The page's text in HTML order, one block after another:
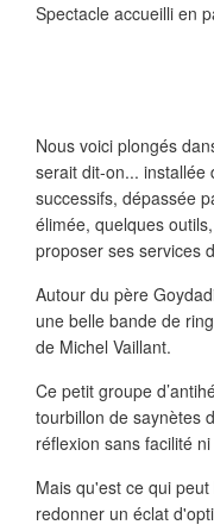
Spectacle accueilli en
Nous voici plongés
serait dit-on... installée
successifs, dépassée
élimée, quelques
proposer ses services
Autour du père
une belle bande de
de Michel Vaillant.
Ce petit groupe
tourbillon de saynètes
réflexion sans facilité
Mais qu'est ce qui
redonner un éclat